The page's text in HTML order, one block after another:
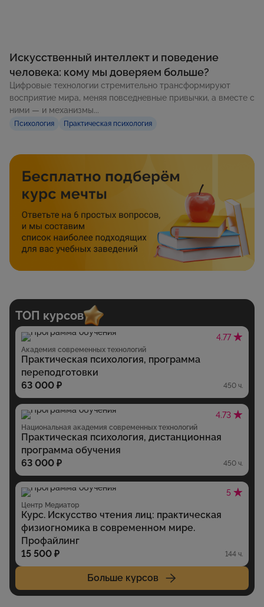
Искусственный интеллект и поведение
человека: кому мы доверяем больше?
Цифровые технологии стремительно трансформируют
восприятие мира, меняя повседневные привычки, а вместе с
ними — и механизмы...
Психология Практическая психология
ТОП курсов
4.77
Академия современных технологий
Практическая психология, программа
переподготовки
63 000 ₽
450 ч.
4.73
Национальная академия современных технологий
Практическая психология, дистанционная
программа обучения
63 000 ₽
450 ч.
5
Центр Медиатор
Курс. Искусство чтения лиц: практическая
физиогномика в современном мире.
Профайлинг
15 500 ₽
144 ч.
Больше курсов